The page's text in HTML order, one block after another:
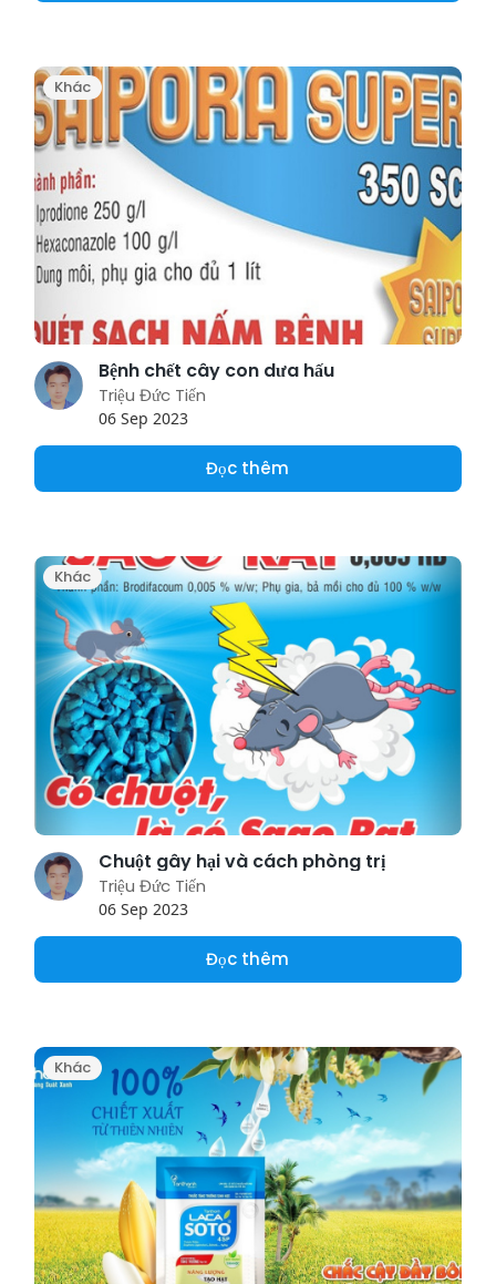
Khác
Bệnh chết cây con dưa hấu
Triệu Đức Tiến
06 Sep 2023
Đọc thêm
Khác
Chuột gây hại và cách phòng trị
Triệu Đức Tiến
06 Sep 2023
Đọc thêm
Khác